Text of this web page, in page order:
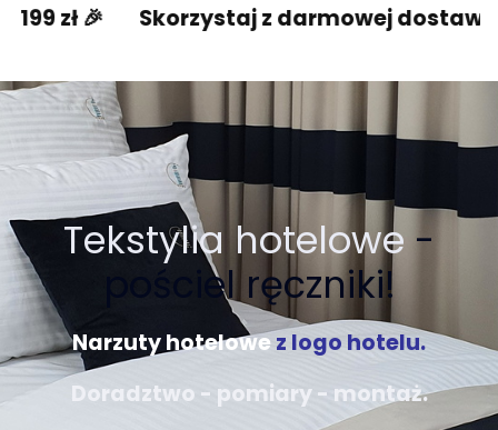
Skorzystaj z darmowej dostawy od 199 zł 🎉
Tekstylia hotelowe -
pościel ręczniki!
Narzuty hotelowez logo hotelu.
Doradztwo - pomiary - montaż.